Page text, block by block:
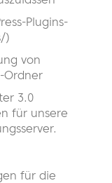
Plugins-
)
von
Ordner
3.0
für unsere
für die